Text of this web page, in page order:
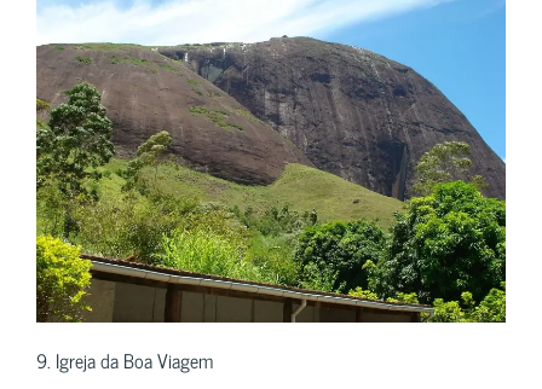
9. Igreja da Boa Viagem